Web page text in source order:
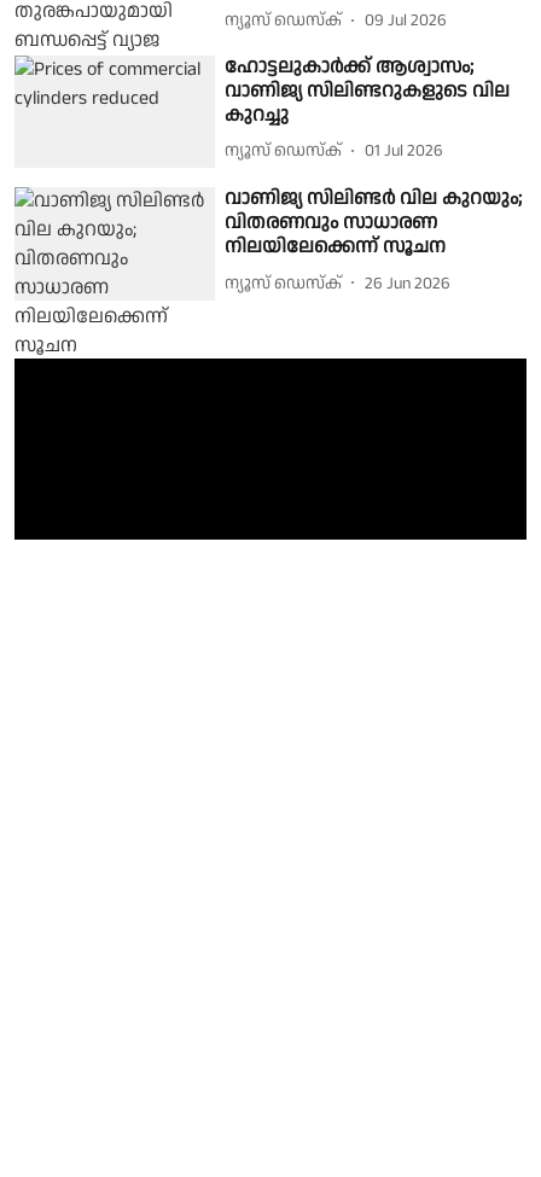
ന്യൂസ് ഡെസ്ക് 09 Jul 2026
ഹോട്ടലുകാർക്ക് ആശ്വാസം;
വാണിജ്യ സിലിണ്ടറുകളുടെ വില
കുറച്ചു
ന്യൂസ് ഡെസ്ക് 01 Jul 2026
വാണിജ്യ സിലിണ്ടര്‍ വില കുറയും;
വിതരണവും സാധാരണ
നിലയിലേക്കെന്ന് സൂചന
ന്യൂസ് ഡെസ്ക് 26 Jun 2026